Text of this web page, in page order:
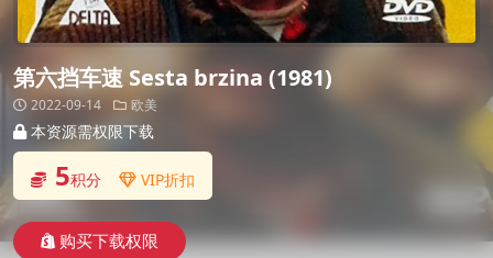
第六挡车速 Sesta brzina (1981)
2022-09-14 欧美
本资源需权限下载
5积分 VIP折扣
购买下载权限